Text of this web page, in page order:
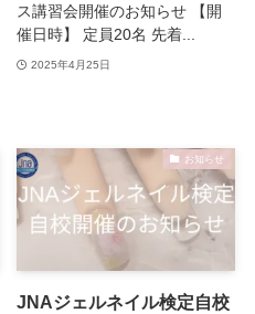
ス講習会開催のお知らせ 【開
催日時】 定員20名 先着...
2025年4月25日
お知らせ
JNAジェルネイル検定自校